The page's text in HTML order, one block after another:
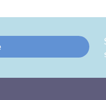
Twitter
Facebook